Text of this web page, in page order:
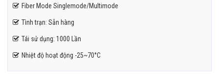
Fiber Mode Singlemode/Multimode
Tình trạn: Sẵn hàng
Tái sử dụng: 1000 Lần
Nhiệt độ hoạt động -25~70°C